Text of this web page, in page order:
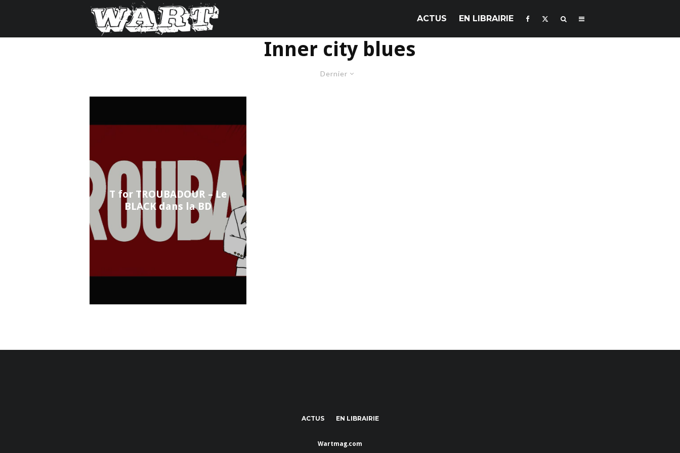
ACTUS EN LIBRAIRIE
Inner city blues
Dernier
T for TROUBADOUR – Le
BLACK dans la BD
ACTUS EN LIBRAIRIE
Wartmag.com